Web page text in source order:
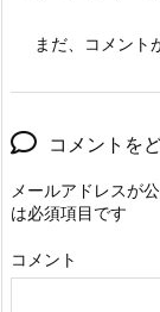
まだ、コメント
コメントを
メールアドレスが
は必須項目です
コメント